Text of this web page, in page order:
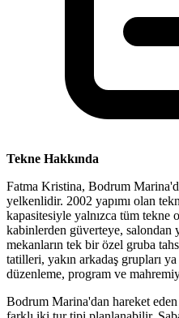
Tekne Hakkında
Fatma Kristina, Bodrum
yelkenlidir. 2002 yapımı olan
kapasitesiyle yalnızca tüm tekne
kabinlerden güverteye, salondan
mekanların tek bir özel gruba
tatilleri, yakın arkadaş grupları
düzenleme, program ve
Bodrum Marina'dan hareket